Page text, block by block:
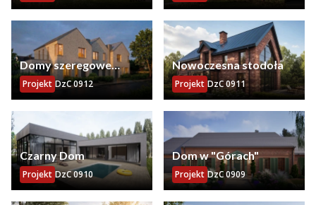
Domy szeregowe
Mikołów – Kamionka
Projekt DzC 0912
Nowoczesna stodoła
Projekt DzC 0911
Czarny Dom
Projekt DzC 0910
Dom w "Górach"
Projekt DzC 0909